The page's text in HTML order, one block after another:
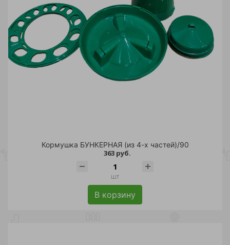
Кормушка БУНКЕРНАЯ (из 4-х частей)/90
363 руб.
шт
В корзину